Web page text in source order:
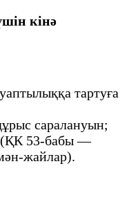
кінә
тартуға
саралануын;
(ҚК 53-бабы —
жайлар).